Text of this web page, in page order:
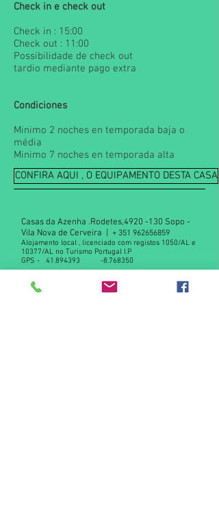
Check in e check out
Check in : 15:00
Check out : 11:00
Possibilidade de check out
tardio mediante pago extra
Condiciones
Minimo 2 noches en temporada baja o
média
Minimo 7 noches en temporada alta
CONFIRA AQUI , O EQUIPAMENTO DESTA CASA
Casas da Azenha .Rodetes,4920 -130 Sopo -
Vila Nova de Cerveira |
+ 351 962656859
Alojamento local , licenciado com registos 1050/AL e
10377/AL no Turismo Portugal I.P
GPS - 41.894393 -8.768350
Declaração de privacidade RGPD